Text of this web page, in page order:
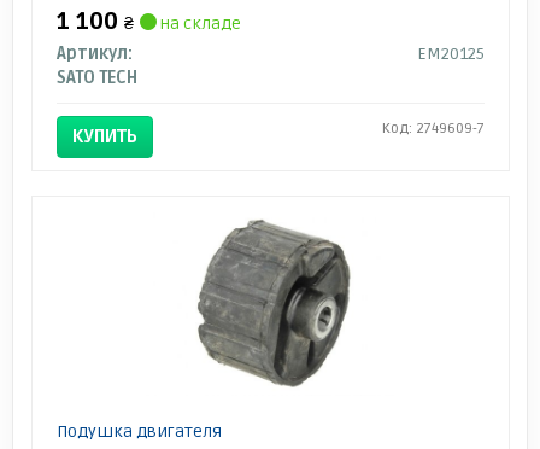
1 100 ₴
на складе
Артикул:
EM20125
SATO TECH
КУПИТЬ Код: 2749609-7
Подушка двигателя